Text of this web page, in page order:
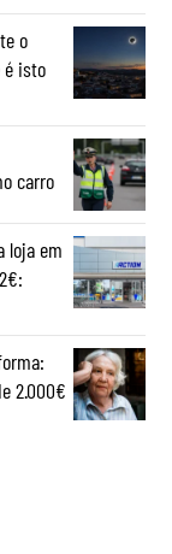
o
é isto
carro
loja em
2.000€